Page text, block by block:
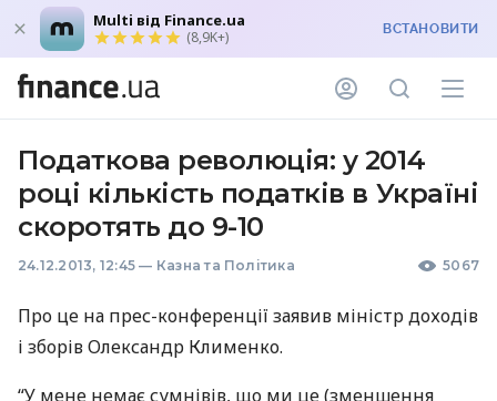
Multi від Finance.ua
(8,9K+) ВСТАНОВИТИ
Податкова революція: у 2014
році кількість податків в Україні
скоротять до 9-10
24.12.2013, 12:45 — Казна та Політика 5067
Про це на прес-конференції заявив міністр доходів
і зборів Олександр Клименко.
“У мене немає сумнівів, що ми це (зменшення